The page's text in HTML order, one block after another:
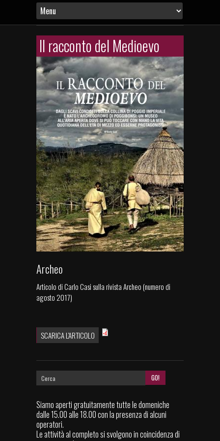
Il racconto del Medioevo
Archeo
Articolo di Carlo Casi sulla rivista Archeo (numero di
agosto 2017)
SCARICA L'ARTICOLO
Siamo aperti gratuitamente tutte le domeniche
dalle 15.00 alle 18.00 con la presenza di alcuni
operatori.
Le attività al completo si svolgono in coincidenza di